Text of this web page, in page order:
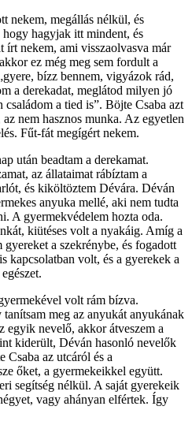
nekem, megállás nélkül, és
hagyjak itt mindent, és
nekem, ami visszaolvasva már
ez még meg sem fordult a
bízz bennem, vigyázok rád,
a derekadat, meglátod milyen jó
a tied is”. Böjte Csaba azt
nem hasznos munka. Az egyetlen
Fűt-fát megígért nekem.
után beadtam a derekamat.
az állataimat rábíztam a
és kiköltöztem Dévára. Déván
anyuka mellé, aki nem tudta
A gyermekvédelem hozta oda.
kiütéses volt a nyakáig. Amíg a
a szekrénybe, és fogadott
kapcsolatban volt, és a gyerekek a
volt rám bízva.
meg az anyukát anyukának
egyik nevelő, akkor átveszem a
kiderült, Déván hasonló nevelők
Csaba az utcáról és a
őket, a gyermekeikkel együtt.
segítség nélkül. A saját gyerekeik
vagy ahányan elfértek. Így